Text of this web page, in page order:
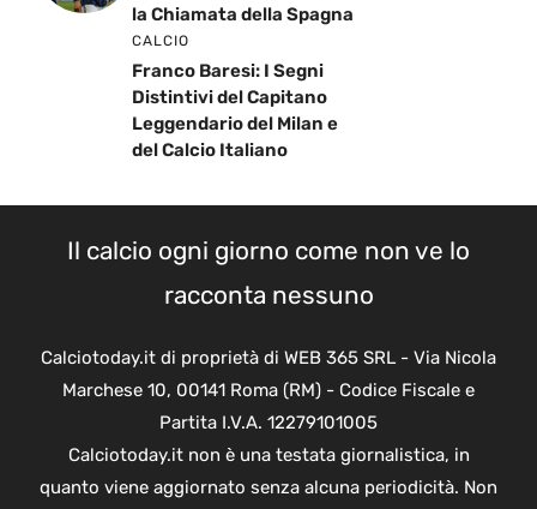
la Chiamata della Spagna
CALCIO
Franco Baresi: I Segni
Distintivi del Capitano
Leggendario del Milan e
del Calcio Italiano
Il calcio ogni giorno come non ve lo
racconta nessuno
Calciotoday.it di proprietà di WEB 365 SRL - Via Nicola
Marchese 10, 00141 Roma (RM) - Codice Fiscale e
Partita I.V.A. 12279101005
Calciotoday.it non è una testata giornalistica, in
quanto viene aggiornato senza alcuna periodicità. Non